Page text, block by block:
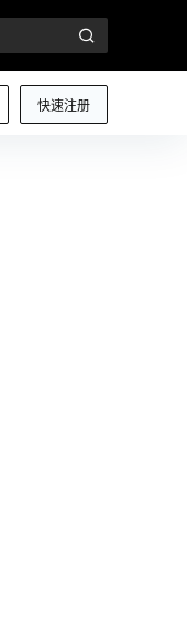
快速注册